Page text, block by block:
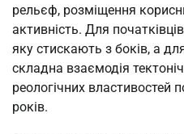
рельєф, розміщення
активність. Для
яку стискають з боків, а
складна взаємодія
реологічних властивостей
років.